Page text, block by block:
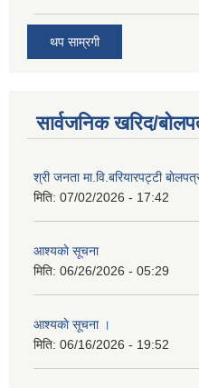
थप साम्रगी
सार्वजनिक खरिद/
श्री जनता मा.वि.बरियारपट्टी
मिति: 07/02/2026 - 17:42
आश्यकाे सूचना
मिति: 06/26/2026 - 05:29
आश्यकाे सूचना ।
मिति: 06/16/2026 - 19:52